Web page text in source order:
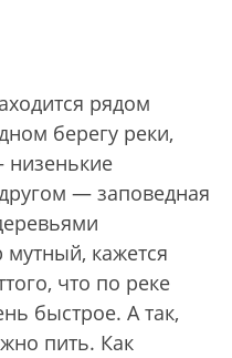
рядом
берегу реки,
— заповедная
мутный, кажется
что по реке
быстрое. А так,
пить. Как